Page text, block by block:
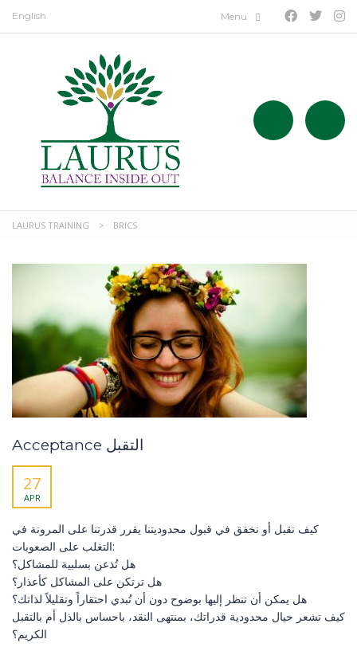
English
LAURUS TRAINING > BRICS
Acceptance التقبل
27
APR
كيف نقبل أو نخفق في قبول محدوديتنا يقرر قدرتنا على المرونة في
التغلب على الصعوبات:
هل تُذعن بسلبية للمشاكل؟
هل ترتكن على المشاكل كأعذار؟
هل يمكن أن تنظر إليها بوضوح دون أن تُبدي احتقاراً وتقليلاً لذاتك؟
كيف تشعر حيال محدودية قدراتك، بمنتهى النقد، باحساس بالذل أم بالتقبل
الكريم؟